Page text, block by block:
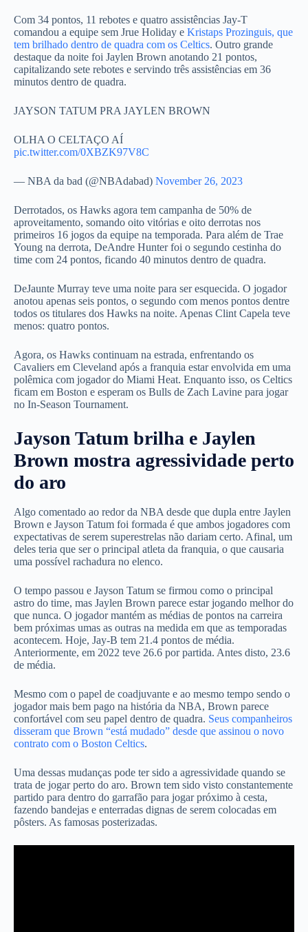
Com 34 pontos, 11 rebotes e quatro assistências Jay-T
comandou a equipe sem Jrue Holiday e Kristaps Prozinguis, que
tem brilhado dentro de quadra com os Celtics. Outro grande
destaque da noite foi Jaylen Brown anotando 21 pontos,
capitalizando sete rebotes e servindo três assistências em 36
minutos dentro de quadra.
JAYSON TATUM PRA JAYLEN BROWN
OLHA O CELTAÇO AÍ
pic.twitter.com/0XBZK97V8C
— NBA da bad (@NBAdabad) November 26, 2023
Derrotados, os Hawks agora tem campanha de 50% de
aproveitamento, somando oito vitórias e oito derrotas nos
primeiros 16 jogos da equipe na temporada. Para além de Trae
Young na derrota, DeAndre Hunter foi o segundo cestinha do
time com 24 pontos, ficando 40 minutos dentro de quadra.
DeJaunte Murray teve uma noite para ser esquecida. O jogador
anotou apenas seis pontos, o segundo com menos pontos dentre
todos os titulares dos Hawks na noite. Apenas Clint Capela teve
menos: quatro pontos.
Agora, os Hawks continuam na estrada, enfrentando os
Cavaliers em Cleveland após a franquia estar envolvida em uma
polêmica com jogador do Miami Heat. Enquanto isso, os Celtics
ficam em Boston e esperam os Bulls de Zach Lavine para jogar
no In-Season Tournament.
Jayson Tatum brilha e Jaylen
Brown mostra agressividade perto
do aro
Algo comentado ao redor da NBA desde que dupla entre Jaylen
Brown e Jayson Tatum foi formada é que ambos jogadores com
expectativas de serem superestrelas não dariam certo. Afinal, um
deles teria que ser o principal atleta da franquia, o que causaria
uma possível rachadura no elenco.
O tempo passou e Jayson Tatum se firmou como o principal
astro do time, mas Jaylen Brown parece estar jogando melhor do
que nunca. O jogador mantém as médias de pontos na carreira
bem próximas umas as outras na medida em que as temporadas
acontecem. Hoje, Jay-B tem 21.4 pontos de média.
Anteriormente, em 2022 teve 26.6 por partida. Antes disto, 23.6
de média.
Mesmo com o papel de coadjuvante e ao mesmo tempo sendo o
jogador mais bem pago na história da NBA, Brown parece
confortável com seu papel dentro de quadra. Seus companheiros
disseram que Brown “está mudado” desde que assinou o novo
contrato com o Boston Celtics.
Uma dessas mudanças pode ter sido a agressividade quando se
trata de jogar perto do aro. Brown tem sido visto constantemente
partido para dentro do garrafão para jogar próximo à cesta,
fazendo bandejas e enterradas dignas de serem colocadas em
pôsters. As famosas posterizadas.